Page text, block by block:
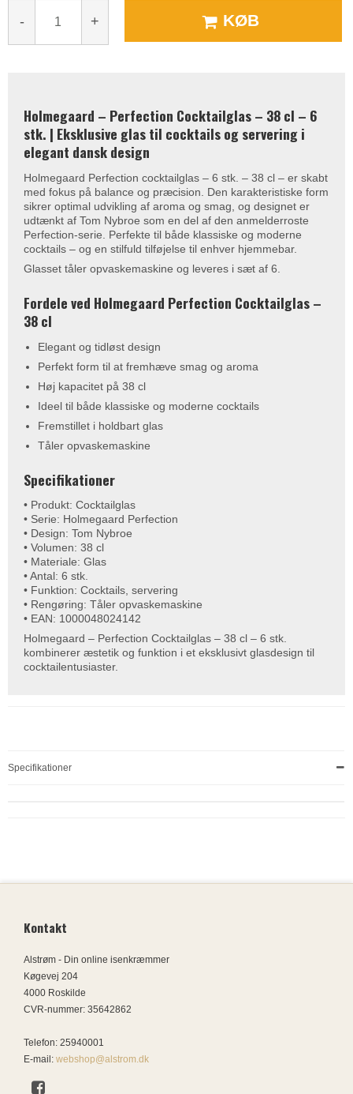
- + KØB
Holmegaard – Perfection Cocktailglas – 38 cl – 6
stk. | Eksklusive glas til cocktails og servering i
elegant dansk design
Holmegaard Perfection cocktailglas – 6 stk. – 38 cl – er skabt
med fokus på balance og præcision. Den karakteristiske form
sikrer optimal udvikling af aroma og smag, og designet er
udtænkt af Tom Nybroe som en del af den anmelderroste
Perfection-serie. Perfekte til både klassiske og moderne
cocktails – og en stilfuld tilføjelse til enhver hjemmebar.
Glasset tåler opvaskemaskine og leveres i sæt af 6.
Fordele ved Holmegaard Perfection Cocktailglas –
38 cl
Elegant og tidløst design
Perfekt form til at fremhæve smag og aroma
Høj kapacitet på 38 cl
Ideel til både klassiske og moderne cocktails
Fremstillet i holdbart glas
Tåler opvaskemaskine
Specifikationer
• Produkt: Cocktailglas
• Serie: Holmegaard Perfection
• Design: Tom Nybroe
• Volumen: 38 cl
• Materiale: Glas
• Antal: 6 stk.
• Funktion: Cocktails, servering
• Rengøring: Tåler opvaskemaskine
• EAN: 1000048024142
Holmegaard – Perfection Cocktailglas – 38 cl – 6 stk.
kombinerer æstetik og funktion i et eksklusivt glasdesign til
cocktailentusiaster.
Specifikationer
Kontakt
Alstrøm - Din online isenkræmmer
Køgevej 204
4000 Roskilde
CVR-nummer: 35642862
Telefon: 25940001
E-mail : webshop@alstrom.dk